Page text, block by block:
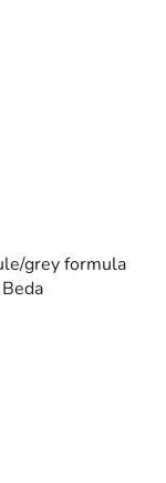
grey formula